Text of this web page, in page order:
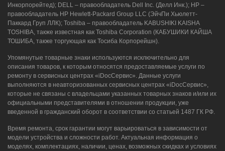
Инкорпорейтед); DELL – правообладатель Dell Inc. (Делл Инк.); HP –
правообладатель HP Hewlett-Packard Group LLC (ЭйчПи Хьюлетт-
Паккард Груп ЛЛК); Toshiba – правообладатель KABUSHIKI KAISHA
TOSHIBA, также известная как Toshiba Corporation (КАБУШИКИ КАЙША
ТОШИБА, также торгующая как Тосиба Корпорейшн).
Упомянутые товарные знаки используются исключительно для
описания товаров, к которым относятся предоставляемые услуги по
ремонту в сервисных центрах «iDocСервис». Данные услуги
выполняются в неавторизованных сервисных центрах «iDocСервис»,
которые не связаны с владельцами указанных товарных знаков и/или их
официальными представителями в отношении продукции, уже
введенной в гражданский оборот в соответствии со статьей 1487 ГК РФ.
Время ремонта, срок гарантии могут варьироваться в зависимости от
модели устройства и сложности работ. Актуальная информация о
моделях, комплектациях, наличии, ценах, возможных скидках и условиях